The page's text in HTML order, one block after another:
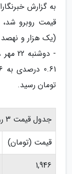
به گزارش
(یک هزار و نهصد
تومان رسید.
جدول قیمت 3 روز اخیر لیر ترکیه
قیمت (تومان)
1,946